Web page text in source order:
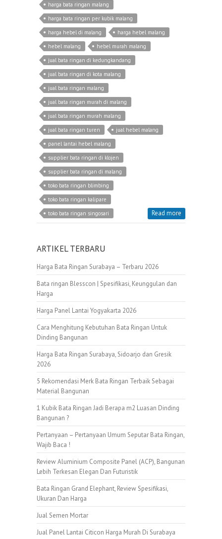
harga bata ringan malang
harga bata ringan per kubik malang
harga hebel di malang
harga hebel malang
hebel malang
hebel murah malang
jual bata ringan di kedungkandang
jual bata ringan di kota malang
jual bata ringan malang
jual bata ringan murah di malang
jual bata ringan murah malang
jual bata ringan turen
jual hebel malang
panel lantai hebel malang
supplier bata ringan di klojen
supplier bata ringan di malang
toko bata ringan blimbing
toko bata ringan kalipare
toko bata ringan singosari
Read more
ARTIKEL TERBARU
Harga Bata Ringan Surabaya – Terbaru 2026
Bata ringan Blesscon | Spesifikasi, Keunggulan dan
Harga
Harga Panel Lantai Yogyakarta 2026
Cara Menghitung Kebutuhan Bata Ringan Untuk
Dinding Bangunan
Harga Bata Ringan Surabaya, Sidoarjo dan Gresik
2026
5 Rekomendasi Merk Bata Ringan Terbaik Sebagai
Material Bangunan
1 Kubik Bata Ringan Jadi Berapa m2 Luasan Dinding
Bangunan ?
Pertanyaan – Pertanyaan Umum Seputar Bata Ringan,
Wajib Baca !
Review Aluminium Composite Panel (ACP), Bangunan
Lebih Terkesan Elegan Dan Futuristik
Bata Ringan Grand Elephant, Review Spesifikasi,
Ukuran Dan Harga
Jual Semen Mortar
Jual Panel Lantai Citicon Harga Murah Di Surabaya